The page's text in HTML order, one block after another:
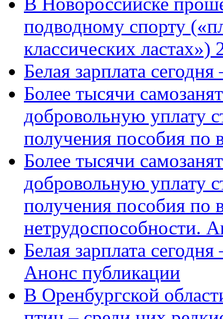
подводному спорту
классических ластах»)
Белая зарплата
Более тысячи
добровольную уплату
получения пособия по
Более тысячи
добровольную уплату
получения пособия по
нетрудоспособности.
Белая зарплата
Анонс публикации
В Оренбургской